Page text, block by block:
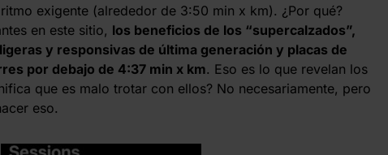
exigente (alrededor de 3:50 min x km). ¿Por qué?
en este sitio, los beneficios de los “supercalzados”,
y responsivas de última generación y placas de
por debajo de 4:37 min x km. Eso es lo que revelan los
que es malo trotar con ellos? No necesariamente, pero
eso.